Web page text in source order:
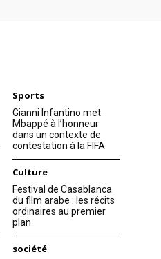
Sports
Gianni Infantino met
Mbappé à l’honneur
dans un contexte de
contestation à la FIFA
Culture
Festival de Casablanca
du film arabe : les récits
ordinaires au premier
plan
société